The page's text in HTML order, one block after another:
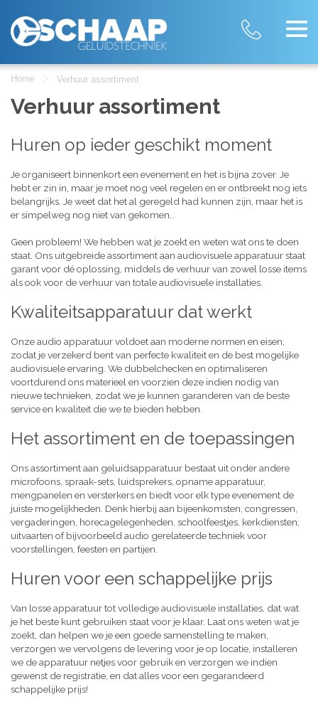
Home Verhuur assortiment
Verhuur assortiment
Huren op ieder geschikt moment
Je organiseert binnenkort een evenement en het is bijna zover. Je
hebt er zin in, maar je moet nog veel regelen en er ontbreekt nog iets
belangrijks. Je weet dat het al geregeld had kunnen zijn, maar het is
er simpelweg nog niet van gekomen..
Geen probleem! We hebben wat je zoekt en weten wat ons te doen
staat. Ons uitgebreide assortiment aan audiovisuele apparatuur staat
garant voor dé oplossing, middels de verhuur van zowel losse items
als ook voor de verhuur van totale audiovisuele installaties.
Kwaliteitsapparatuur dat werkt
Onze audio apparatuur voldoet aan moderne normen en eisen,
zodat je verzekerd bent van perfecte kwaliteit en de best mogelijke
audiovisuele ervaring. We dubbelchecken en optimaliseren
voortdurend ons materieel en voorzien deze indien nodig van
nieuwe technieken, zodat we je kunnen garanderen van de beste
service en kwaliteit die we te bieden hebben.
Het assortiment en de toepassingen
Ons assortiment aan geluidsapparatuur bestaat uit onder andere
microfoons, spraak-sets, luidsprekers, opname apparatuur,
mengpanelen en versterkers en biedt voor elk type evenement de
juiste mogelijkheden. Denk hierbij aan bijeenkomsten, congressen,
vergaderingen, horecagelegenheden, schoolfeestjes, kerkdiensten,
uitvaarten of bijvoorbeeld audio gerelateerde techniek voor
voorstellingen, feesten en partijen.
Huren voor een schappelijke prijs
Van losse apparatuur tot volledige audiovisuele installaties, dat wat
je het beste kunt gebruiken staat voor je klaar. Laat ons weten wat je
zoekt, dan helpen we je een goede samenstelling te maken,
verzorgen we vervolgens de levering voor je op locatie, installeren
we de apparatuur netjes voor gebruik en verzorgen we indien
gewenst de registratie, en dat alles voor een gegarandeerd
schappelijke prijs!